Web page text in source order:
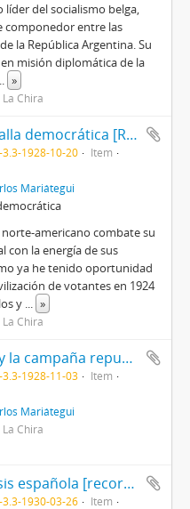
del socialismo belga,
componedor entre las
la República Argentina. Su
misión diplomática de la
»
Chira
Al. Smith y la batalla democrática [Recorte de prensa]
3.3-1928-10-20
Item
Mariátegui
americano combate su
con la energía de sus
ya he tenido oportunidad
de votantes en 1924
y ... »
Chira
Herbert Hoover y la campaña republicana [Recorte de prensa]
3.3-1928-11-03
Item
Mariátegui
Chira
Croquis de la crisis española [recorte de prensa]
3.3-1930-03-26
Item